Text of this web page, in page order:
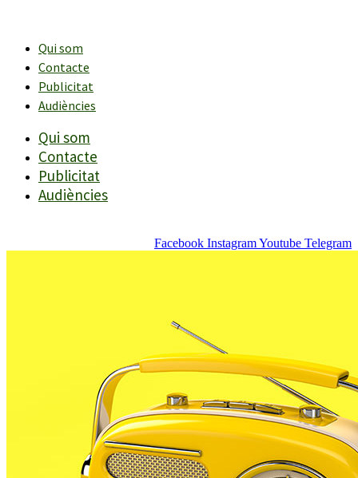
contingutQui som
Contacte
Publicitat
Audiències
Qui som
Contacte
Publicitat
Audiències
Facebook InstagramYoutube Telegram